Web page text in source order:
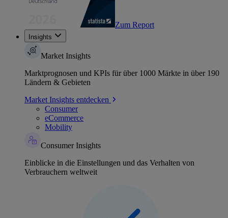
Zum Report
Insights
Market Insights
Marktprognosen und KPIs für über 1000 Märkte in über 190
Ländern & Gebieten
Market Insights entdecken
Consumer
eCommerce
Mobility
Consumer Insights
Einblicke in die Einstellungen und das Verhalten von
Verbrauchern weltweit